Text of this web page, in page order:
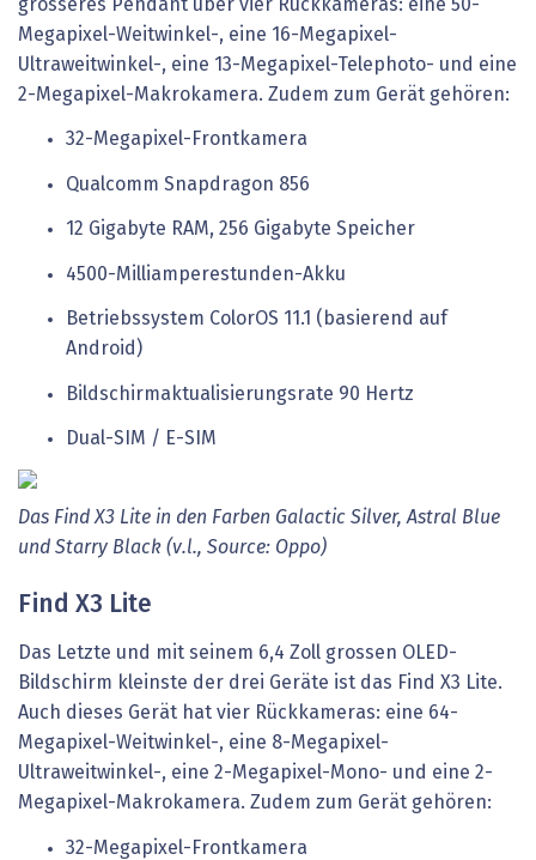
grösseres Pendant über vier Rückkameras: eine 50-
Megapixel-Weitwinkel-, eine 16-Megapixel-
Ultraweitwinkel-, eine 13-Megapixel-Telephoto- und eine
2-Megapixel-Makrokamera. Zudem zum Gerät gehören:
32-Megapixel-Frontkamera
Qualcomm Snapdragon 856
12 Gigabyte RAM, 256 Gigabyte Speicher
4500-Milliamperestunden-Akku
Betriebssystem ColorOS 11.1 (basierend auf
Android)
Bildschirmaktualisierungsrate 90 Hertz
Dual-SIM / E-SIM
Das Find X3 Lite in den Farben Galactic Silver, Astral Blue
und Starry Black (v.l., Source: Oppo)
Find X3 Lite
Das Letzte und mit seinem 6,4 Zoll grossen OLED-
Bildschirm kleinste der drei Geräte ist das Find X3 Lite.
Auch dieses Gerät hat vier Rückkameras: eine 64-
Megapixel-Weitwinkel-, eine 8-Megapixel-
Ultraweitwinkel-, eine 2-Megapixel-Mono- und eine 2-
Megapixel-Makrokamera. Zudem zum Gerät gehören:
32-Megapixel-Frontkamera